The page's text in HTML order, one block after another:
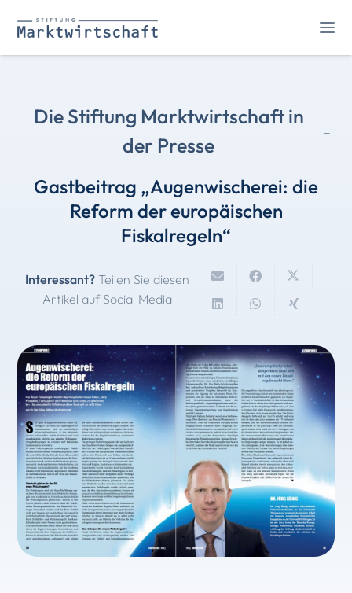
Die Stiftung Marktwirtschaft in
der Presse
-
Gastbeitrag „Augenwischerei: die
Reform der europäischen
Fiskalregeln“
Interessant?Teilen Sie diesen
Artikel auf Social Media